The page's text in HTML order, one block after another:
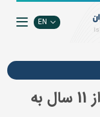
EN
بازگشت کاپ قهرمانی پس از 11 سال به